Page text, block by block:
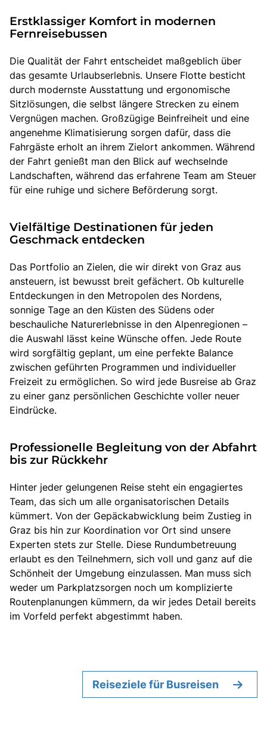
Erstklassiger Komfort in modernen
Fernreisebussen
Die Qualität der Fahrt entscheidet maßgeblich über
das gesamte Urlaubserlebnis. Unsere Flotte besticht
durch modernste Ausstattung und ergonomische
Sitzlösungen, die selbst längere Strecken zu einem
Vergnügen machen. Großzügige Beinfreiheit und eine
angenehme Klimatisierung sorgen dafür, dass die
Fahrgäste erholt an ihrem Zielort ankommen. Während
der Fahrt genießt man den Blick auf wechselnde
Landschaften, während das erfahrene Team am Steuer
für eine ruhige und sichere Beförderung sorgt.
Vielfältige Destinationen für jeden
Geschmack entdecken
Das Portfolio an Zielen, die wir direkt von Graz aus
ansteuern, ist bewusst breit gefächert. Ob kulturelle
Entdeckungen in den Metropolen des Nordens,
sonnige Tage an den Küsten des Südens oder
beschauliche Naturerlebnisse in den Alpenregionen –
die Auswahl lässt keine Wünsche offen. Jede Route
wird sorgfältig geplant, um eine perfekte Balance
zwischen geführten Programmen und individueller
Freizeit zu ermöglichen. So wird jede Busreise ab Graz
zu einer ganz persönlichen Geschichte voller neuer
Eindrücke.
Professionelle Begleitung von der Abfahrt
bis zur Rückkehr
Hinter jeder gelungenen Reise steht ein engagiertes
Team, das sich um alle organisatorischen Details
kümmert. Von der Gepäckabwicklung beim Zustieg in
Graz bis hin zur Koordination vor Ort sind unsere
Experten stets zur Stelle. Diese Rundumbetreuung
erlaubt es den Teilnehmern, sich voll und ganz auf die
Schönheit der Umgebung einzulassen. Man muss sich
weder um Parkplatzsorgen noch um komplizierte
Routenplanungen kümmern, da wir jedes Detail bereits
im Vorfeld perfekt abgestimmt haben.
Reiseziele für Busreisen